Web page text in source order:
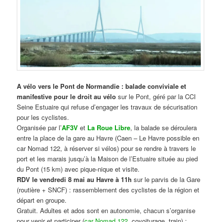
A vélo vers le Pont de Normandie : balade conviviale et
manifestive pour le droit au vélo sur le Pont, géré par la CCI
Seine Estuaire qui refuse d’engager les travaux de sécurisation
pour les cyclistes.
Organisée par l’AF3V et La Roue Libre, la balade se déroulera
entre la place de la gare au Havre (Caen – Le Havre possible en
car Nomad 122, à réserver si vélos) pour se rendre à travers le
port et les marais jusqu’à la Maison de l’Estuaire située au pied
du Pont (15 km) avec pique-nique et visite.
RDV le vendredi 8 mai au Havre à 11h sur le parvis de la Gare
(routière + SNCF) : rassemblement des cyclistes de la région et
départ en groupe.
Gratuit. Adultes et ados sont en autonomie, chacun s’organise